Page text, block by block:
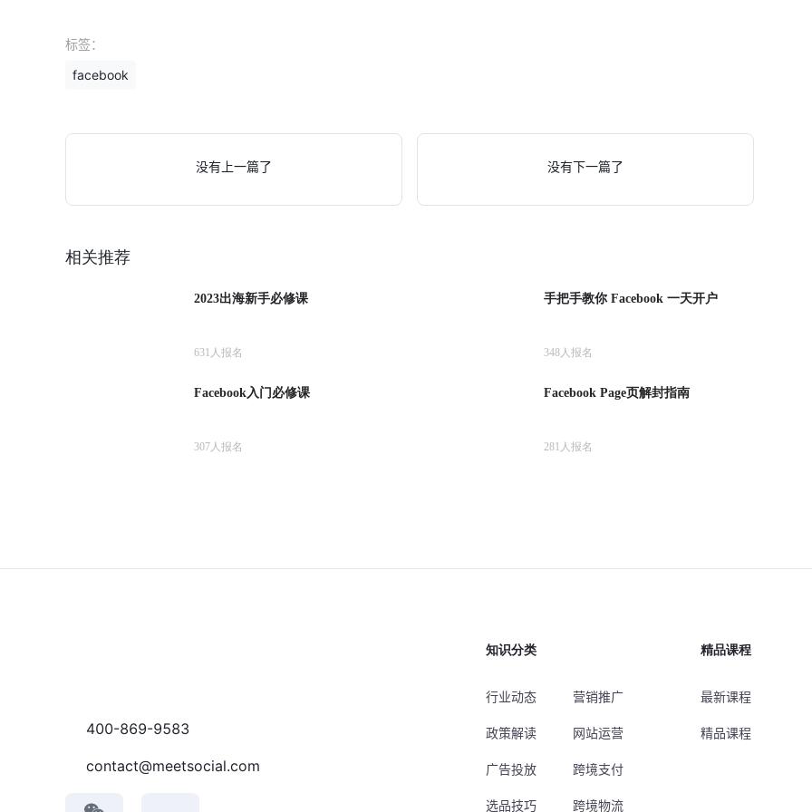
标签：
facebook
没有上一篇了 没有下一篇了
相关推荐
2023出海新手必修课
631 人报名
手把手教你 Facebook 一天开户
348 人报名
Facebook入门必修课
307 人报名
Facebook Page页解封指南
281 人报名
400-869-9583
contact@meetsocial.com
知识分类
行业动态 营销推广
政策解读 网站运营
广告投放 跨境支付
选品技巧 跨境物流
精品课程
最新课程
精品课程